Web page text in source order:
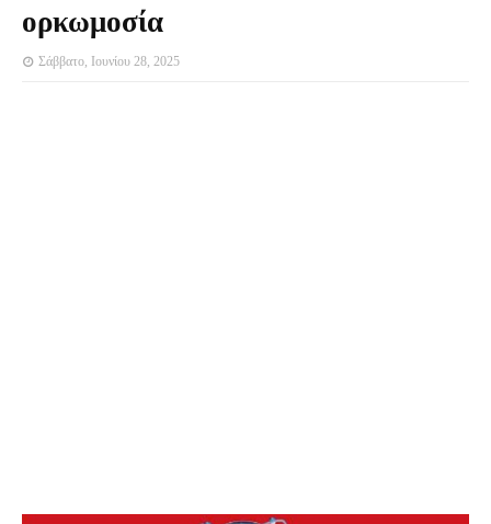
ορκωμοσία
Σάββατο, Ιουνίου 28, 2025